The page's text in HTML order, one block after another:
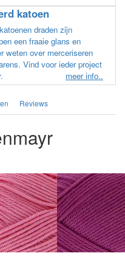
katoen
draden zijn
een fraaie glans en
weten over merceriseren
Vind voor ieder project
meer info..
Reviews